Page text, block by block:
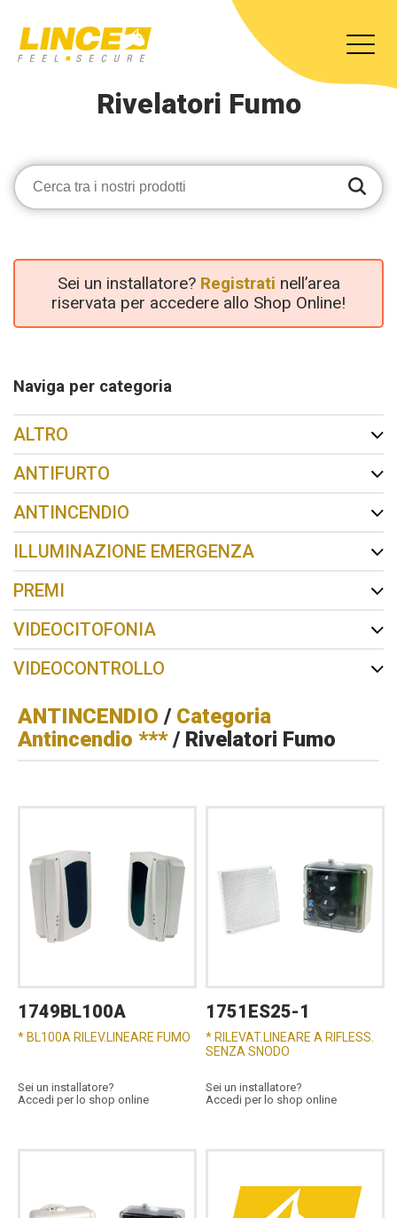
Rivelatori Fumo
Sei un installatore? Registrati nell’area
riservata per accedere allo Shop Online!
Naviga per categoria
ALTRO
ANTIFURTO
ANTINCENDIO
ILLUMINAZIONE EMERGENZA
PREMI
VIDEOCITOFONIA
VIDEOCONTROLLO
ANTINCENDIO / Categoria
Antincendio ***/ Rivelatori Fumo
1749BL100A
* BL100A RILEV.LINEARE FUMO
Sei un installatore?
Accedi per lo shop online
1751ES25-1
* RILEVAT.LINEARE A RIFLESS.
SENZA SNODO
Sei un installatore?
Accedi per lo shop online